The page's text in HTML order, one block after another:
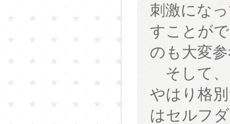
刺激にな
すことが
のも大変
そして、
やはり格
はセルフ